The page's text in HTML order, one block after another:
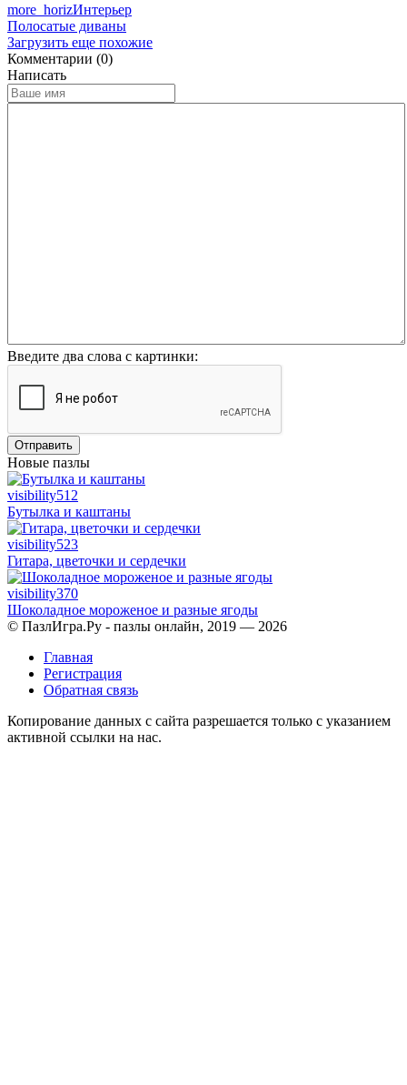
more_horizИнтерьер
Полосатые диваны
Загрузить еще похожие
Комментарии (0)
Написать
Введите два слова с картинки:
Отправить
Новые пазлы
visibility512
Бутылка и каштаны
visibility523
Гитара, цветочки и сердечки
visibility370
Шоколадное мороженое и разные ягоды
© ПазлИгра.Ру - пазлы онлайн, 2019 — 2026
Главная
Регистрация
Обратная связь
Копирование данных с сайта разрешается только с указанием
активной ссылки на нас.